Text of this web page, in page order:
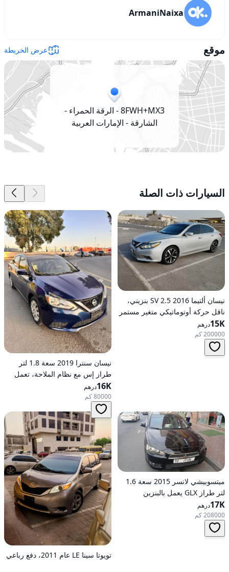
ArmaniNaixa
موقع عرض الخريطة
8FWH+MX3 - الرقة الحمراء -
الشارقة - الإمارات العربية
السيارات ذات الصلة
نيسان ألتيما 2016 2.5 SV بنزيني،
ناقل حركة أوتوماتيكي متغير مستمر
(CVT)، دفع أمامي15Kدرهم
200000 كم
نيسان سنترا 2019 سعة 1.8 لتر
طراز إس مع نظام الملاحة، تعمل
بالبنزين، ناقل حركة أوتوماتيكي، دفع
أمامي
16Kدرهم
80000 كم
ميتسوبيشي لانسر 2015 سعة 1.6
لتر طراز GLX يعمل بالبنزين
وأوتوماتيكي بدفع أمامي
17Kدرهم
208000 كم
تويوتا سينا LE عام 2011، دفع رباعي